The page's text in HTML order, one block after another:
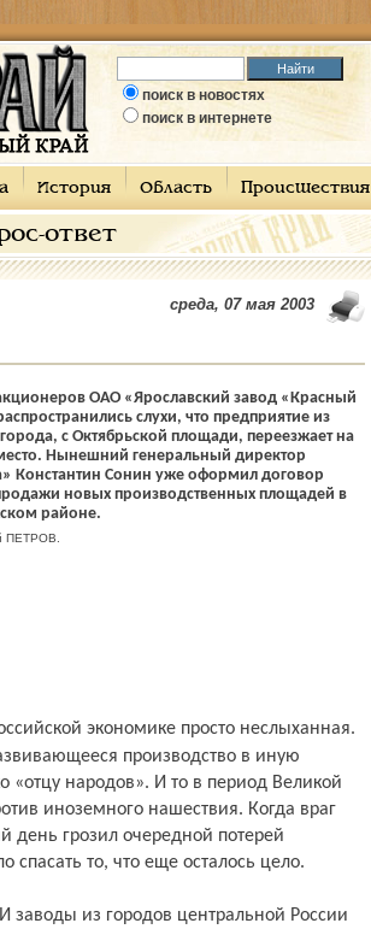
поиск в новостях
поиск в интернете
История Область Происшествия
ответ
среда, 07 мая 2003
ОАО «Ярославский завод «Красный
слухи, что предприятие из
с Октябрьской площади, переезжает на
Нынешний генеральный директор
Константин Сонин уже оформил договор
новых производственных площадей в
районе.
ПЕТРОВ.
производство в иную
«отцу народов». И то в период Великой
иноземного нашествия. Когда враг
грозил очередной потерей
спасать то, что еще осталось цело.